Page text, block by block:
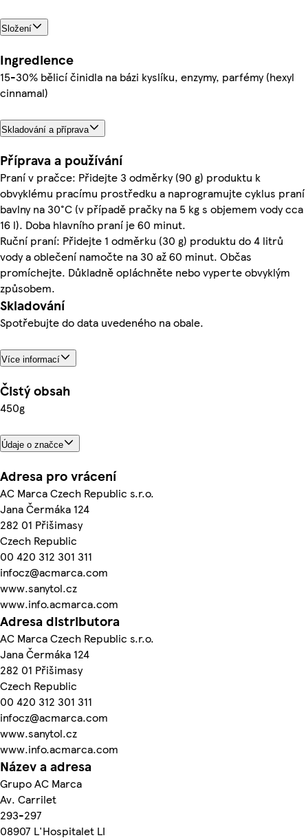
Složení
Ingredience
15-30% bělicí činidla na bázi kyslíku, enzymy, parfémy (hexyl
cinnamal)
Skladování a příprava
Příprava a používání
Praní v pračce: Přidejte 3 odměrky (90 g) produktu k
obvyklému pracímu prostředku a naprogramujte cyklus praní
bavlny na 30°C (v případě pračky na 5 kg s objemem vody cca
16 l). Doba hlavního praní je 60 minut.
Ruční praní: Přidejte 1 odměrku (30 g) produktu do 4 litrů
vody a oblečení namočte na 30 až 60 minut. Občas
promíchejte. Důkladně opláchněte nebo vyperte obvyklým
způsobem.
Skladování
Spotřebujte do data uvedeného na obale.
Více informací
Čistý obsah
450g
Údaje o značce
Adresa pro vrácení
AC Marca Czech Republic s.r.o.
Jana Čermáka 124
282 01 Přišimasy
Czech Republic
00 420 312 301 311
infocz@acmarca.com
www.sanytol.cz
www.info.acmarca.com
Adresa distributora
AC Marca Czech Republic s.r.o.
Jana Čermáka 124
282 01 Přišimasy
Czech Republic
00 420 312 301 311
infocz@acmarca.com
www.sanytol.cz
www.info.acmarca.com
Název a adresa
Grupo AC Marca
Av. Carrilet
293-297
08907 L'Hospitalet LI